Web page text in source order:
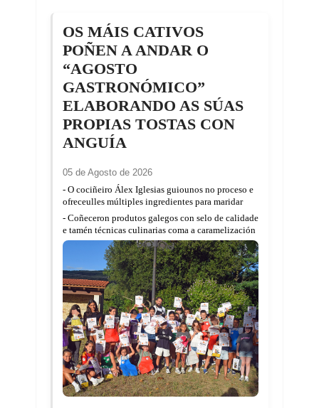
OS MÁIS CATIVOS
POÑEN A ANDAR O
“AGOSTO
GASTRONÓMICO”
ELABORANDO AS SÚAS
PROPIAS TOSTAS CON
ANGUÍA
05 de Agosto de 2026
- O cociñeiro Álex Iglesias guiounos no proceso e
ofreceulles múltiples ingredientes para maridar
- Coñeceron produtos galegos con selo de calidade
e tamén técnicas culinarias coma a caramelización